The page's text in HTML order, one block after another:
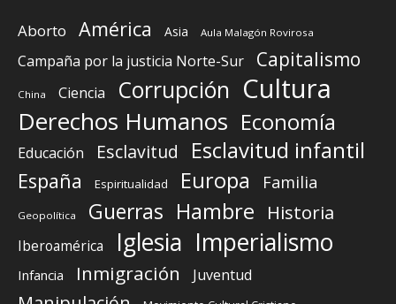
Aborto América Asia Aula Malagón Rovirosa
Campaña por la justicia Norte-Sur Capitalismo
China Ciencia Corrupción Cultura
Derechos Humanos Economía
Educación Esclavitud Esclavitud infantil
España Espiritualidad Europa Familia
Geopolítica Guerras Hambre Historia
Iberoamérica Iglesia Imperialismo
Infancia Inmigración Juventud